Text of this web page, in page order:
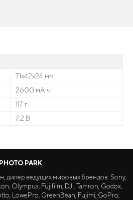
71х42х24 мм
2600 мА·ч
117 г
7,2 В
PHOTO PARK
дилер ведущих мировых брендов: Sony,
Olympus, Fujifilm, DJI, Tamron, Godox,
LowePro, GreenBean, Fujimi, GoPro,